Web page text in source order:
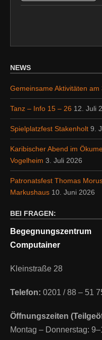
NEWS
Gemeinsame Aktivitäten am
Tanz – Info 15 – 26 12. Juli
Spielplatzfest Stakenholt 9.
Karibischer Abend im
Vogelheim 3. Juli 2026
Patronatsfest Thomas
Markushaus 10. Juni 2026
BEI FRAGEN:
Begegnungszentrum
Computainer
Kleinstraße 28
Telefon: 0201 / 88 – 51
Öffnungszeiten
Montag – Donnerstag: